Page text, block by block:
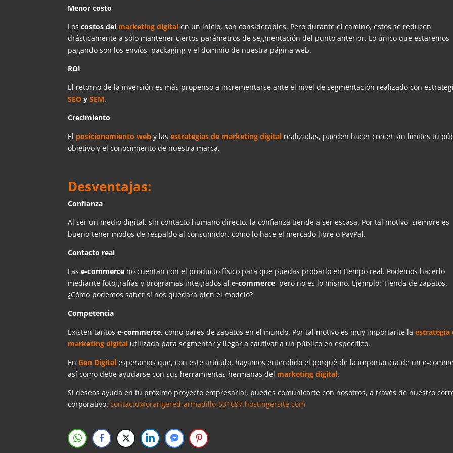
Menor costo
Loscostos del marketing digital en un inicio, son considerables. Pero durante el camino, estos se reducen
drásticamente a sólo mantener ciertos parámetros de segmentación del punto anterior. Lo único que estaremos
pagando son los envíos, packaging y el dominio de nuestra página web.
ROI
El retorno de la inversión es más propenso a incrementarse ante el nivel de segmentación realizado con
SEO ySEM.
Crecimiento
El posicionamiento web y lasestrategias de marketing digital realizadas, pueden hacer crecer sin límites tu
objetivo y el conocimiento de nuestra marca.
Desventajas:
Confianza
Al ser un medio digital, sin contacto humano directo, la confianza tiende a ser escasa. Por tal motivo, siempre es
bueno tener modos de respaldo al consumidor, como lo hace el mercado libre o PayPal.
Contacto real
Lase-commerce no cuentan con el producto físico para que puedas probarlo en tiempo real. Podemos hacerlo
mediante fotografías y programas integrados ale-commerce, pero no es lo mismo. Ejemplo: Tienda de zapatos.
¿Cómo podemos saber si nos quedará bien el modelo?
Competencia
Existen tantose-commerce, como pares de zapatos en el mundo. Por tal motivo es muy importante laestrategia
marketing digital utilizada para segmentar y llegar a cautivar a un público en específico.
EnGen Digitalesperamos que, con este artículo, hayamos entendido el porqué de la importancia de un e-
así como debe ayudarse con sus herramientas hermanas del marketing digital.
Si deseas ayuda en tu próximo proyecto empresarial, puedes comunicarte con nosotros, a través de nuestro
corporativo:contacto@orangered-armadillo-531697.hostingersite.com